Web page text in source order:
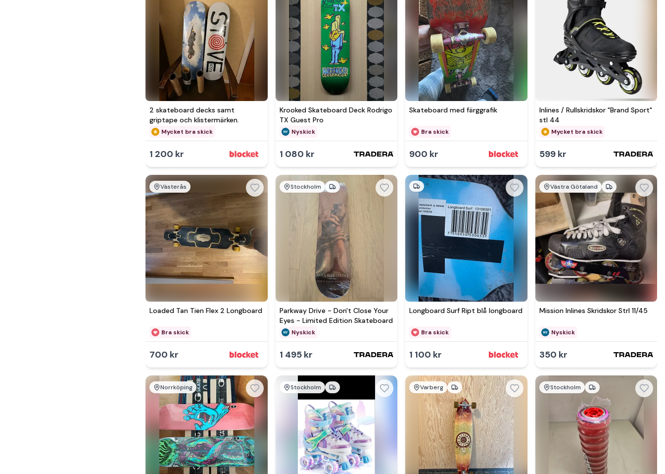
Se mer hos
2 skateboard decks samt
griptape och klistermärken.
Mycket bra skick
1 200 kr
Se mer hos
Krooked Skateboard Deck Rodrigo
TX Guest Pro
Nyskick
1 080 kr
Skateboard med färggrafik
Bra skick
900 kr
Inlines / Rullskridskor "Brand Sport"
stl 44
Mycket bra skick
599 kr
Se mer hos
Västerås
Loaded Tan Tien Flex 2 Longboard
Bra skick
700 kr
Se mer hos
Stockholm
Parkway Drive - Don't Close Your
Eyes - Limited Edition Skateboard
Nyskick
1 495 kr
Longboard Surf Ript blå longboard
Bra skick
1 100 kr
Västra Götaland
Mission Inlines Skridskor Strl 11/45
Nyskick
350 kr
Se mer hos
Norrköping
Se mer hos
Stockholm Varberg Stockholm